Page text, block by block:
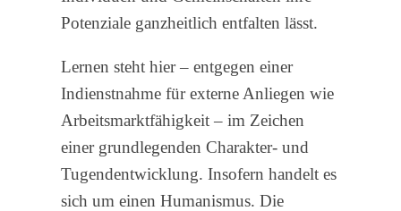
Potenziale ganzheitlich entfalten lässt.
Lernen steht hier – entgegen einer
Indienstnahme für externe Anliegen wie
Arbeitsmarktfähigkeit – im Zeichen
einer grundlegenden Charakter- und
Tugendentwicklung. Insofern handelt es
sich um einen Humanismus. Die